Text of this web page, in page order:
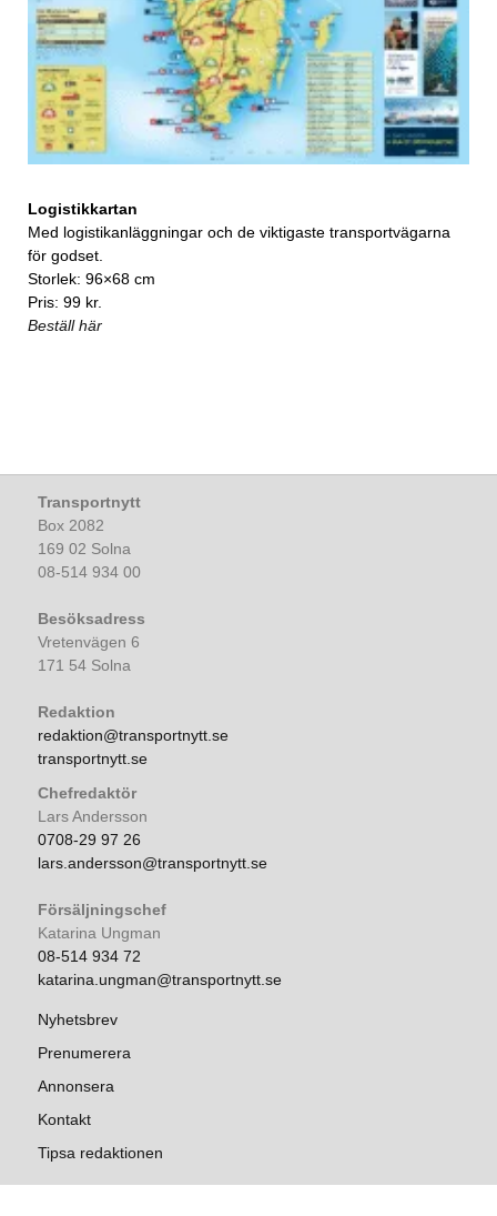
Logistikkartan
Med logistikanläggningar och de viktigaste transportvägarna
för godset.
Storlek: 96×68 cm
Pris: 99 kr.
Beställ här
Transportnytt
Box 2082
169 02 Solna
08-514 934 00
Besöksadress
Vretenvägen 6
171 54 Solna
Redaktion
redaktion@transportnytt.se
transportnytt.se
Chefredaktör
Lars Andersson
0708-29 97 26
lars.andersson@transportnytt.se
Försäljningschef
Katarina Ungman
08-514 934 72
katarina.ungman@transportnytt.se
Nyhetsbrev
Prenumerera
Annonsera
Kontakt
Tipsa redaktionen